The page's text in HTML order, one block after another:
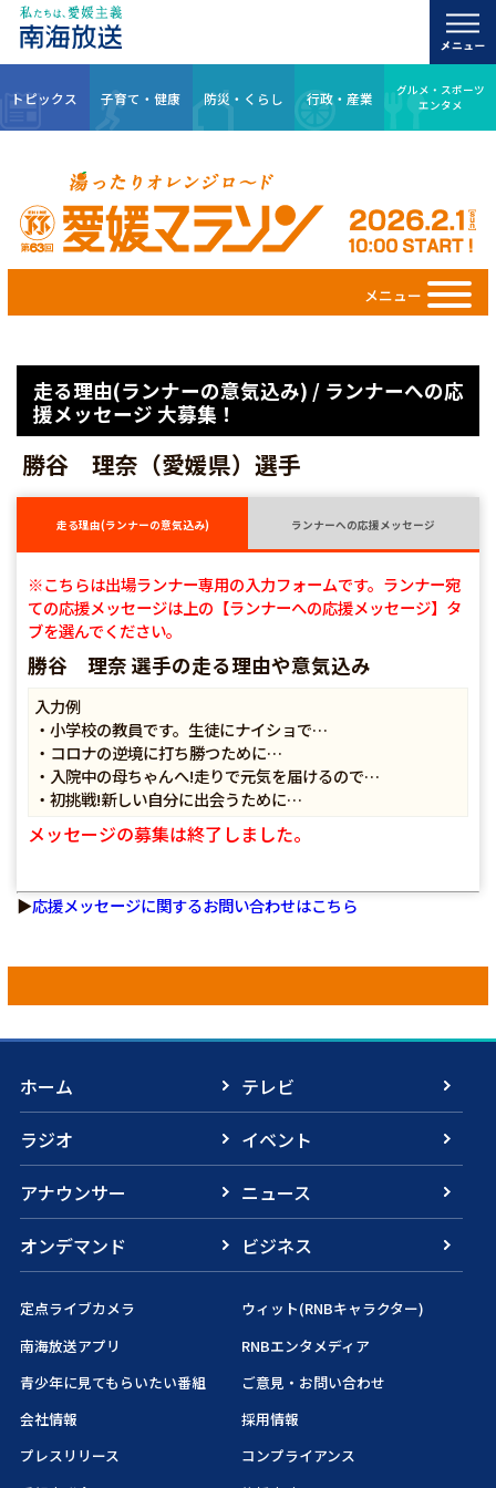
トピックス 子育て・健康 防災・くらし 行政・産業
グルメ・スポーツ
エンタメ
メニュー
走る理由(ランナーの意気込み) / ランナーへの応
援メッセージ 大募集！
勝谷 理奈（愛媛県）選手
走る理由(ランナーの意気込み) ランナーへの応援メッセージ
※こちらは出場ランナー専用の入力フォームです。ランナー宛
ての応援メッセージは上の【ランナーへの応援メッセージ】タ
ブを選んでください。
勝谷 理奈 選手の走る理由や意気込み
入力例
・小学校の教員です。生徒にナイショで…
・コロナの逆境に打ち勝つために…
・入院中の母ちゃんへ!走りで元気を届けるので…
・初挑戦!新しい自分に出会うために…
メッセージの募集は終了しました。
▶応援メッセージに関するお問い合わせはこちら
ホーム
テレビ
ラジオ
イベント
アナウンサー
ニュース
オンデマンド
ビジネス
定点ライブカメラ
ウィット(RNBキャラクター)
南海放送アプリ
RNBエンタメディア
青少年に見てもらいたい番組
ご意見・お問い合わせ
会社情報
採用情報
プレスリリース
コンプライアンス